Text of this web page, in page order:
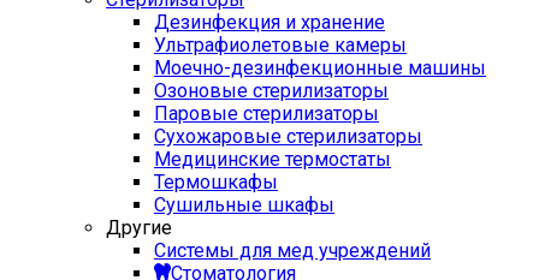
Дезинфекция и хранение
Ультрафиолетовые камеры
Моечно-дезинфекционные машины
Озоновые стерилизаторы
Паровые стерилизаторы
Сухожаровые стерилизаторы
Медицинские термостаты
Термошкафы
Сушильные шкафы
Другие
Системы для мед учреждений
Стоматология